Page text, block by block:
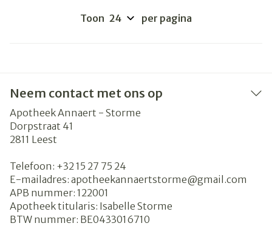
Toon per pagina
Neem contact met ons op
Apotheek Annaert - Storme
Dorpstraat 41
2811 Leest
Telefoon: +32 15 27 75 24
E-mailadres: apotheekannaertstorme@gmail.com
APB nummer: 122001
Apotheek titularis: Isabelle Storme
BTW nummer: BE0433016710